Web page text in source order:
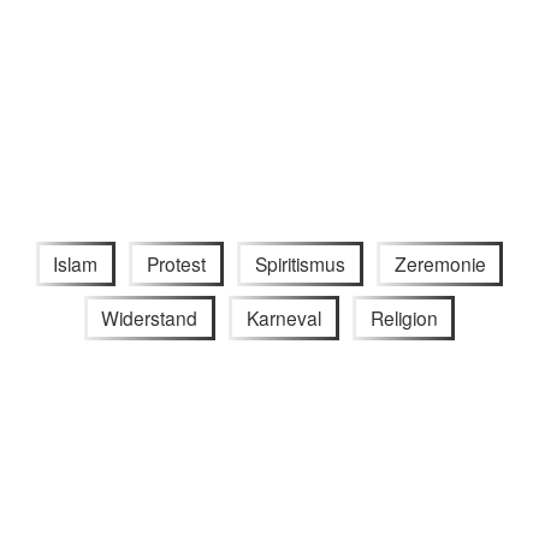
Islam Protest Spiritismus Zeremonie
Widerstand Karneval Religion